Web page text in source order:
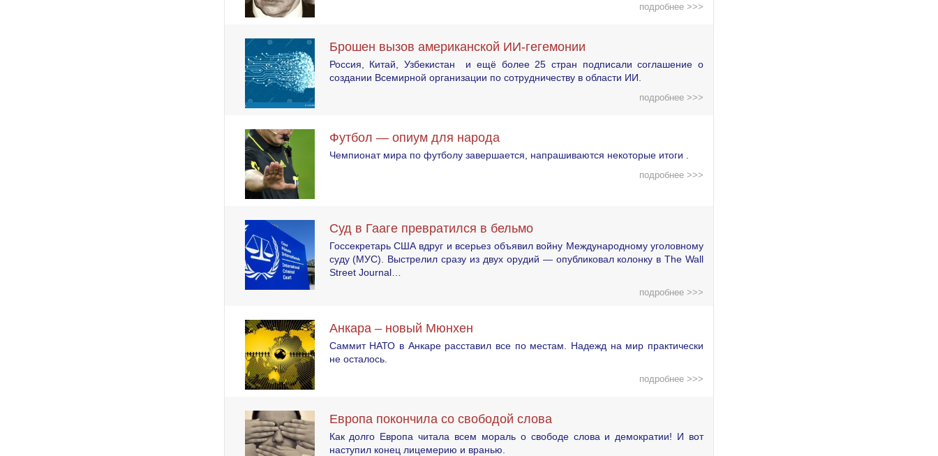
подробнее >>>
Брошен вызов американской ИИ-гегемонии
Россия, Китай, Узбекистан и ещё более 25 стран подписали соглашение о
создании Всемирной организации по сотрудничеству в области ИИ.
подробнее >>>
Футбол — опиум для народа
Чемпионат мира по футболу завершается, напрашиваются некоторые итоги .
подробнее >>>
Суд в Гааге превратился в бельмо
Госсекретарь США вдруг и всерьез объявил войну Международному уголовному
суду (МУС). Выстрелил сразу из двух орудий — опубликовал колонку в The Wall
Street Journal…
подробнее >>>
Анкара – новый Мюнхен
Саммит НАТО в Анкаре расставил все по местам. Надежд на мир практически
не осталось.
подробнее >>>
Европа покончила со свободой слова
Как долго Европа читала всем мораль о свободе слова и демократии! И вот
наступил конец лицемерию и вранью.